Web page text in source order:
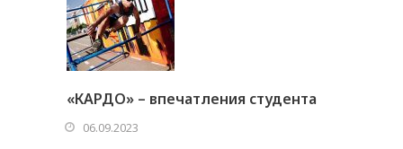
«КАРДО» – впечатления студента
06.09.2023